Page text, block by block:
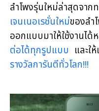
ลำโพงรุ่นใหม่ล่าสุดจา
เจนเนอเรชั่นใหม่ของล
ออกแบบมาให้ใช้งานได้
ต่อได้ทุกรูปแบบ และใ
รางวัลการันตีทั่วโลก!!!